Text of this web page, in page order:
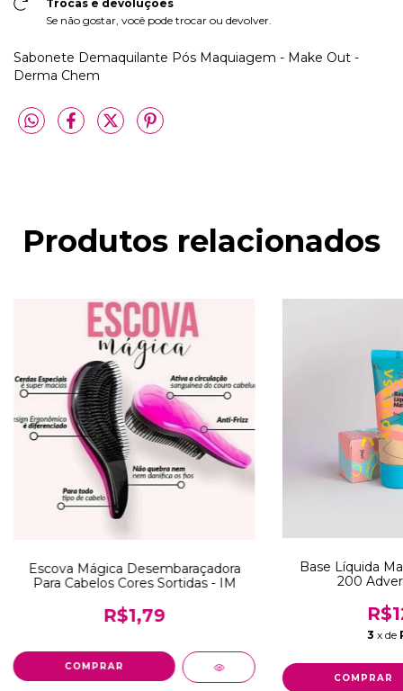
Trocas e devoluções
Se não gostar, você pode trocar ou devolver.
Sabonete Demaquilante Pós Maquiagem - Make Out -
Derma Chem
Produtos relacionados
Escova Mágica Desembaraçadora
Para Cabelos Cores Sortidas - IM
R$1,79
Base Líquida
200
3 x de